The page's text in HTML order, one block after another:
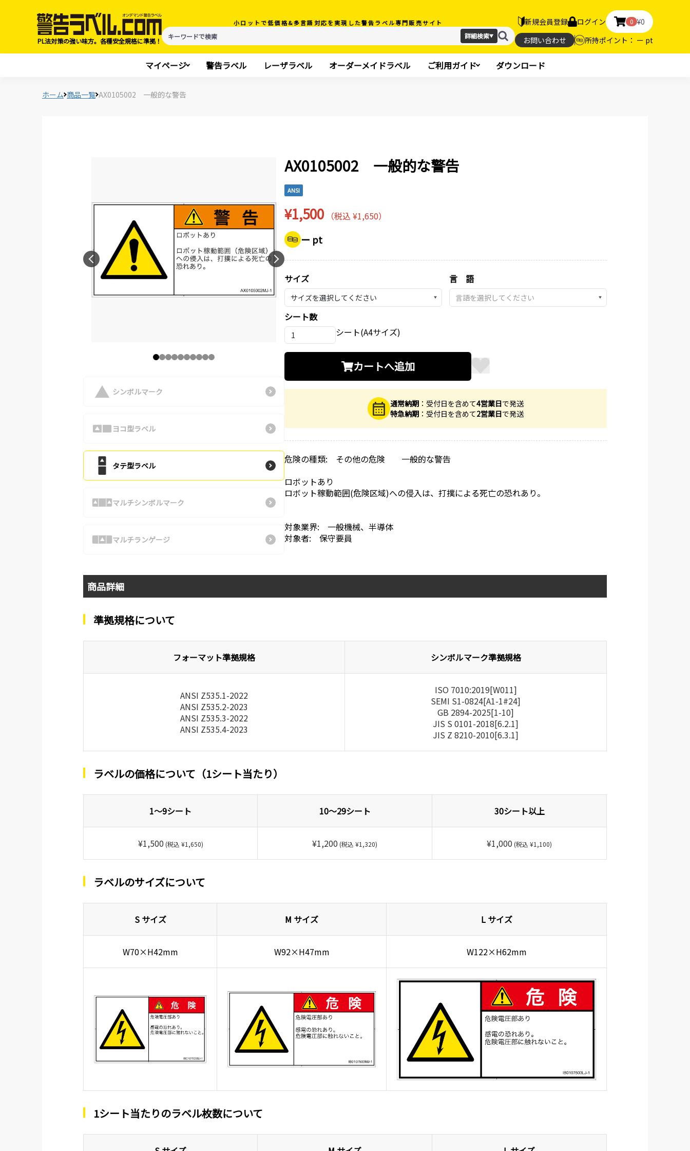
PL法対策の強い味方。各種安全規格に準拠！
小ロットで低価格&多言語対応を実現した警告ラベル専門販売サイト
詳細検索▼
新規会員登録 ログイン 0 ¥0
お問い合わせ
所持ポイント： ー pt
マイページ 警告ラベル レーザラベル オーダーメイドラベル ご利用ガイド ダウンロード
ホーム 商品一覧 AX0105002 一般的な警告
シンボルマーク
ヨコ型ラベル
タテ型ラベル
マルチシンボルマーク
マルチランゲージ
AX0105002 一般的な警告
ANSI
¥1,500 （税込 ¥1,650）
ー pt
サイズ
▼
言 語
▼
シート数
シート(A4サイズ)
カートへ追加
通常納期 ：受付日を含めて4営業日で発送
特急納期 ：受付日を含めて2営業日で発送
危険の種類: その他の危険 一般的な警告
ロボットあり
ロボット稼動範囲(危険区域)への侵入は、打撲による死亡の恐れあり。
対象業界: 一般機械、半導体
対象者: 保守要員
商品詳細
準拠規格について
フォーマット準拠規格 シンボルマーク準拠規格
ANSI Z535.1-2022
ANSI Z535.2-2023
ANSI Z535.3-2022
ANSI Z535.4-2023
ISO 7010:2019[W011]
SEMI S1-0824[A1-1#24]
GB 2894-2025[1-10]
JIS S 0101-2018[6.2.1]
JIS Z 8210-2010[6.3.1]
ラベルの価格について（1シート当たり）
1～9シート 10～29シート 30シート以上
¥1,500 (税込 ¥1,650) ¥1,200 (税込 ¥1,320) ¥1,000 (税込 ¥1,100)
ラベルのサイズについて
S サイズ M サイズ L サイズ
W70×H42mm W92×H47mm W122×H62mm
1シート当たりのラベル枚数について